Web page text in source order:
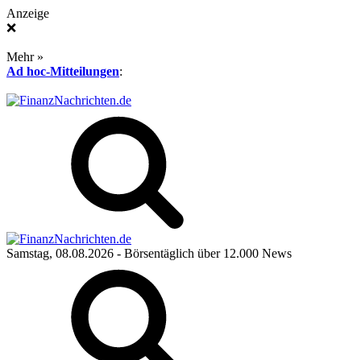
Anzeige
❌
Mehr »
Ad hoc-Mitteilungen:
Samstag, 08.08.2026 - Börsentäglich über 12.000 News